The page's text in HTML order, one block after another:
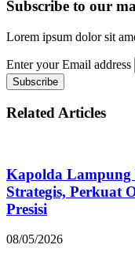
Subscribe to our
Lorem ipsum dolor sit
Enter your Email address
Related Articles
Kapolda Lampung
Strategis, Perkuat
Presisi
08/05/2026